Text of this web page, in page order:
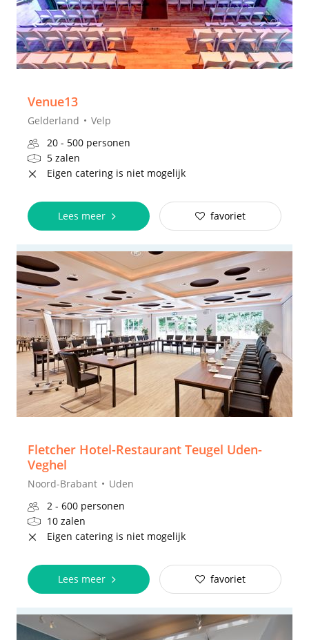
Venue13
Gelderland
Velp
20 - 500 personen
5 zalen
Eigen catering is niet mogelijk
Lees meer favoriet
Fletcher Hotel-Restaurant Teugel Uden-
Veghel
Noord-Brabant
Uden
2 - 600 personen
10 zalen
Eigen catering is niet mogelijk
Lees meer favoriet